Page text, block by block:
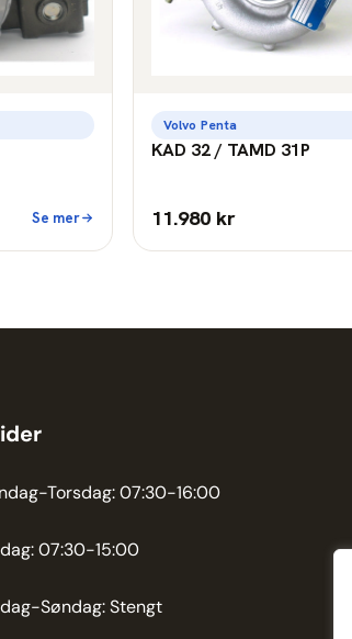
Se mer
Volvo Penta
KAD 32 / TAMD 31P
11.980 kr
Torsdag: 07:30-16:00
07:30-15:00
Søndag: Stengt